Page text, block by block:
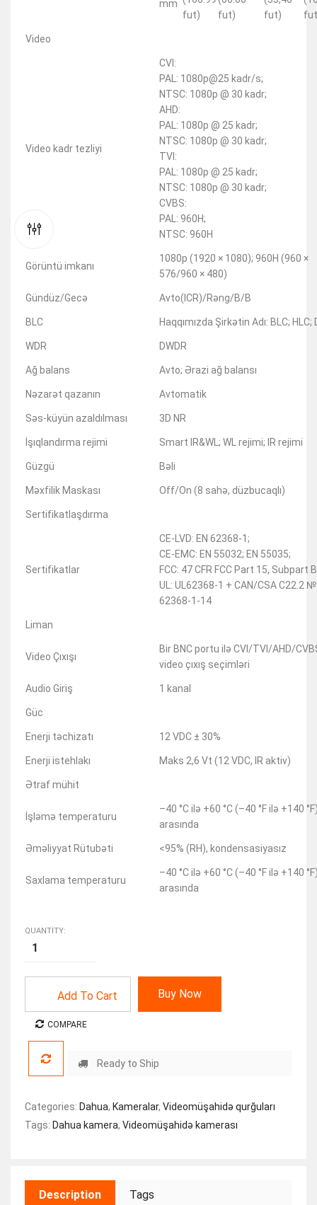
mm
fut)
fut)
fut)
Video
Video kadr tezliyi
CVI:
PAL: 1080p@25 kadr/s;
NTSC: 1080p @ 30 kadr;
AHD:
PAL: 1080p @ 25 kadr;
NTSC: 1080p @ 30 kadr;
TVI:
PAL: 1080p @ 25 kadr;
NTSC: 1080p @ 30 kadr;
CVBS:
PAL: 960H;
NTSC: 960H
Görüntü imkanı
1080p (1920 × 1080); 960H (960 ×
576/960 × 480)
Gündüz/Gecə Avto(ICR)/Rəng/B/B
BLC Haqqımızda Şirkətin Adı: BLC; HLC;
WDR DWDR
Ağ balans Avto; Ərazi ağ balansı
Nəzarət qazanın Avtomatik
Səs-küyün azaldılması 3D NR
İşıqlandırma rejimi Smart IR&WL; WL rejimi; IR rejimi
Güzgü Bəli
Məxfilik Maskası Off/On (8 sahə, düzbucaqlı)
Sertifikatlaşdırma
Sertifikatlar
CE-LVD: EN 62368-1;
CE-EMC: EN 55032; EN 55035;
FCC: 47 CFR FCC Part 15, Subpart
UL: UL62368-1 + CAN/CSA C22.2 №
62368-1-14
Liman
Video Çıxışı
Bir BNC portu ilə CVI/TVI/AHD/
video çıxış seçimləri
Audio Giriş 1 kanal
Güc
Enerji təchizatı 12 VDC ± 30%
Enerji istehlakı Maks 2,6 Vt (12 VDC, IR aktiv)
Ətraf mühit
İşləmə temperaturu
–40 °C ilə +60 °C (–40 °F ilə +140
arasında
Əməliyyat Rütubəti <95% (RH), kondensasiyasız
Saxlama temperaturu
–40 °C ilə +60 °C (–40 °F ilə +140
arasında
QUANTITY:
Add To Cart Buy Now
COMPARE
Ready to Ship
Categories: Dahua, Kameralar, Videomüşahidə qurğuları
Tags: Dahua kamera, Videomüşahidə kamerası
Description Tags